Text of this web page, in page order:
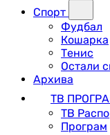
Спорт
Фудбал
Кошарка
Тенис
Остали
Архива
ТВ
ТВ
Програм